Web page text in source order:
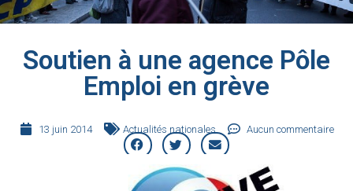
Soutien à une agence Pôle
Emploi en grève
13 juin 2014 Actualités nationales Aucun commentaire